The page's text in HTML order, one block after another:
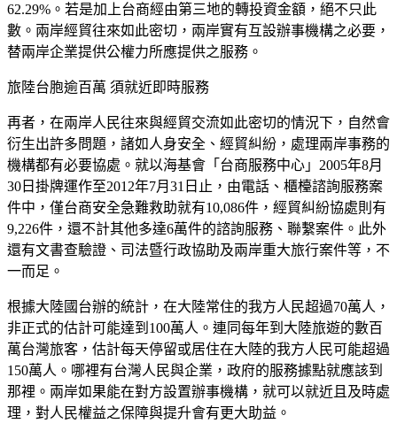
62.29%。若是加上台商經由第三地的轉投資金額，絕不只此
數。兩岸經貿往來如此密切，兩岸實有互設辦事機構之必要，
替兩岸企業提供公權力所應提供之服務。
旅陸台胞逾百萬 須就近即時服務
再者，在兩岸人民往來與經貿交流如此密切的情況下，自然會
衍生出許多問題，諸如人身安全、經貿糾紛，處理兩岸事務的
機構都有必要協處。就以海基會「台商服務中心」2005年8月
30日掛牌運作至2012年7月31日止，由電話、櫃檯諮詢服務案
件中，僅台商安全急難救助就有10,086件，經貿糾紛協處則有
9,226件，還不計其他多達6萬件的諮詢服務、聯繫案件。此外
還有文書查驗證、司法暨行政協助及兩岸重大旅行案件等，不
一而足。
根據大陸國台辦的統計，在大陸常住的我方人民超過70萬人，
非正式的估計可能達到100萬人。連同每年到大陸旅遊的數百
萬台灣旅客，估計每天停留或居住在大陸的我方人民可能超過
150萬人。哪裡有台灣人民與企業，政府的服務據點就應該到
那裡。兩岸如果能在對方設置辦事機構，就可以就近且及時處
理，對人民權益之保障與提升會有更大助益。